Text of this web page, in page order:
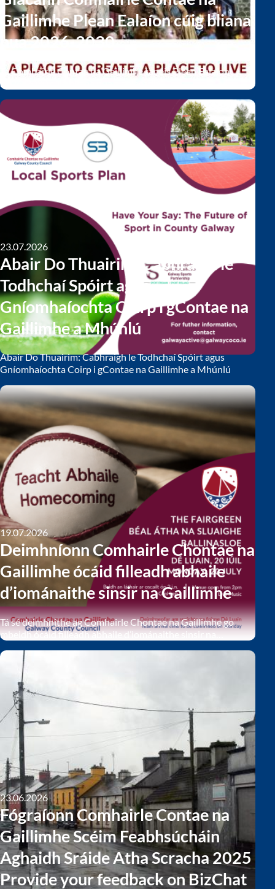
Gaillimhe Plean Ealaíon cúig bliana
nua 2026-2030
Tá Comhairle Contae na Gaillimhe tar éis Plean Ealaíon
2026-2030 cúig bliana nua a ghlacadh.
Abair Do Thuairim: Cabhraigh le
Todhchaí Spóirt agus
Gníomhaíochta Coirp i gContae na
Gaillimhe a Mhúnlú
Abair Do Thuairim: Cabhraigh le Todhchaí Spóirt agus
Gníomhaíochta Coirp i gContae na Gaillimhe a Mhúnlú
Tá Comhairle Chontae na Gaillimhe, i gcomhpháirtíocht le
Comhpháirtíocht Spóirt Áitiúil na Gaillimhe, ag forbairt
Plean Áitiúil nua Spóirt agus Gníomhaíochta Coirp agus ba
mhaith leo cloisteáil uait.
23.07.2026
Deimhníonn Comhairle Chontae na
Gaillimhe ócáid filleadh abhaile
d’iománaithe sinsir na Gaillimhe
Tá sé deimhnithe ag Comhairle Chontae na Gaillimhe go
mbeidh ócáid filleadh abhaile d’iománaithe sinsir na
Dé Luain (20 Iúil) i ndiaidh dóibh cailleadh in aghaidh
Luimnigh i gCluiche Ceannais Sinsir Iomána na hÉireann i
bPáirc an Chrócaigh. Osclófar Faiche an Aonaigh don phobal
ón 2i.n., agus meastar go mbeidh an fhoireann ann níos
déanaí sa tráthnóna.
19.07.2026
Fógraíonn Comhairle Contae na
Gaillimhe Scéim Feabhsúcháin
Aghaidh Sráide Atha Scracha 2025
Provide your feedback on BizChat
23.06.2026